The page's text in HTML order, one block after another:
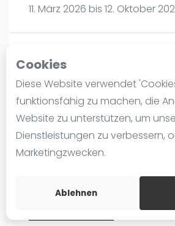
Cookies
Diese Website verwendet
funktionsfähig zu machen, die
Website zu unterstützen, um
Dienstleistungen zu verbessern,
Marketingzwecken.
Ablehnen
Frauen
Blog
Die Geschichte von Padel
Regeln und Punktzählung
Padel Schläge
Video
11. März 2026 bis 12. Oktober
Registrieren
Playtomic
Padelon Heilbronn | Heilbronn
74078Heilbronn